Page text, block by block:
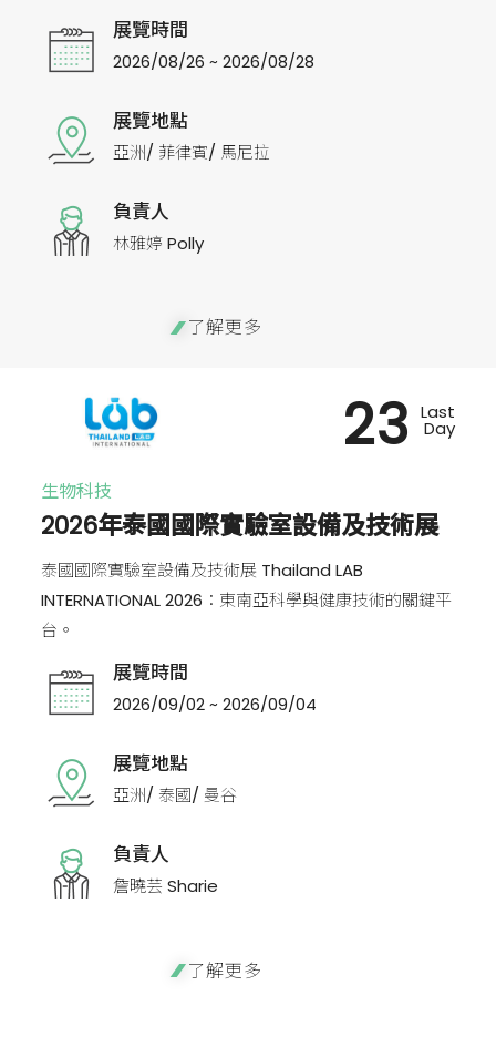
展覽時間
2026/08/26 ~ 2026/08/28
展覽地點
亞洲/ 菲律賓/ 馬尼拉
負責人
林雅婷 Polly
了解更多
生物科技
2026年泰國國際實驗室設備及技術展
泰國國際實驗室設備及技術展 Thailand LAB
INTERNATIONAL 2026：東南亞科學與健康技術的關鍵平
台。
展覽時間
2026/09/02 ~ 2026/09/04
展覽地點
亞洲/ 泰國/ 曼谷
負責人
詹曉芸 Sharie
23 Last
Day
了解更多